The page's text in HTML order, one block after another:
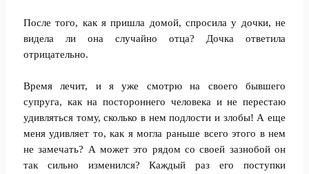
После того, как я пришла домой, спросила у дочки, не
видела ли она случайно отца? Дочка ответила
отрицательно.
Время лечит, и я уже смотрю на своего бывшего
супруга, как на постороннего человека и не перестаю
удивляться тому, сколько в нем подлости и злобы! А еще
меня удивляет то, как я могла раньше всего этого в нем
не замечать? А может это рядом со своей зазнобой он
так сильно изменился? Каждый раз его поступки